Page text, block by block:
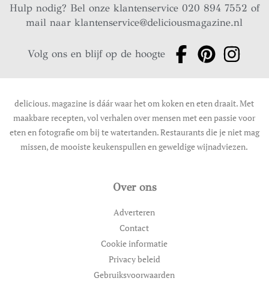
Hulp nodig? Bel onze klantenservice 020 894 7552 of
mail naarklantenservice@deliciousmagazine.nl
Volg ons en blijf op de hoogte
delicious. magazine is dáár waar het om koken en eten draait. Met
maakbare recepten, vol verhalen over mensen met een passie voor
eten en fotografie om bij te watertanden. Restaurants die je niet mag
missen, de mooiste keukenspullen en geweldige wijnadviezen.
Over ons
Adverteren
Contact
Cookie informatie
Privacy beleid
Gebruiksvoorwaarden